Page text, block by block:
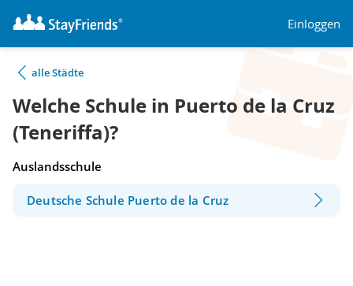
Einloggen
alle Städte
Welche Schule in Puerto de la Cruz
(Teneriffa)?
Auslandsschule
Deutsche Schule Puerto de la Cruz